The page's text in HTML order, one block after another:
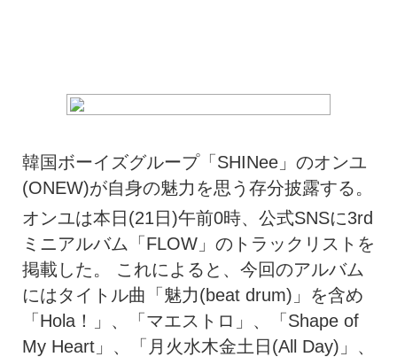
韓国ボーイズグループ「SHINee」のオンユ
(ONEW)が自身の魅力を思う存分披露する。
オンユは本日(21日)午前0時、公式SNSに3rd
ミニアルバム「FLOW」のトラックリストを
掲載した。 これによると、今回のアルバム
にはタイトル曲「魅力(beat drum)」を含め
「Hola！」、「マエストロ」、「Shape of
My Heart」、「月火水木金土日(All Day)」、